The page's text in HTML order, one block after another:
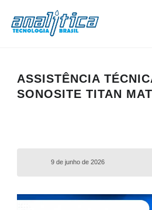
ASSISTÊNCIA
SONOSITE TITAN
9 de junho de 2026